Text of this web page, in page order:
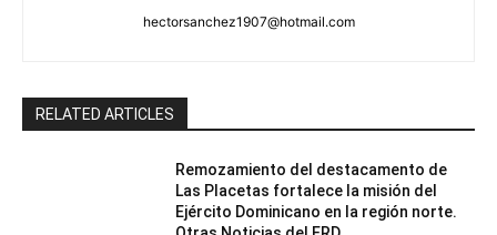
hectorsanchez1907@hotmail.com
RELATED ARTICLES
Remozamiento del destacamento de
Las Placetas fortalece la misión del
Ejército Dominicano en la región norte.